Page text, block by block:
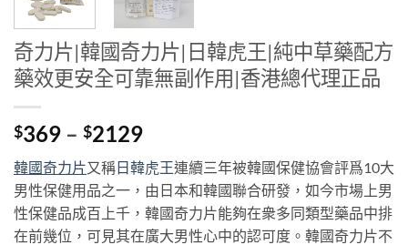
奇力片|韓國奇力片|日韓虎王|純中草藥配方
藥效更安全可靠無副作用|香港總代理正品
$369 – $2129Price
range:
$369
through
$2129
韓國奇力片又稱日韓虎王連續三年被韓國保健協會評爲10大
男性保健用品之一，由日本和韓國聯合研發，如今市場上男
性保健品成百上千，韓國奇力片能夠在衆多同類型藥品中排
在前幾位，可見其在廣大男性心中的認可度。韓國奇力片不